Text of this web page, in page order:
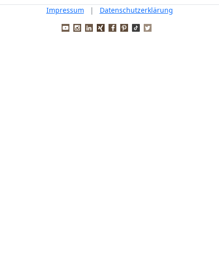
Impressum | Datenschutzerklärung